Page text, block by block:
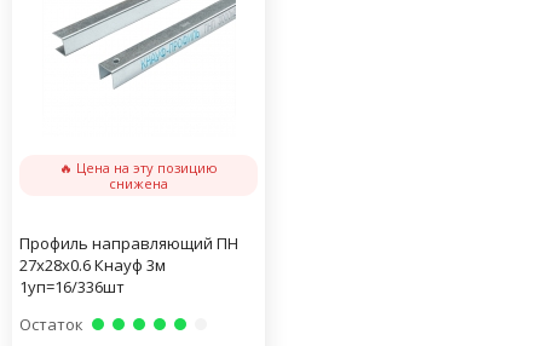
🔥 Цена на эту позицию
снижена
Профиль направляющий ПН
27х28х0.6 Кнауф 3м
1уп=16/336шт
Остаток